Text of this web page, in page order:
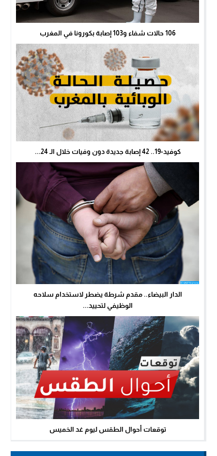
106 حالات شفاء و103 إصابة بكورونا في المغرب
كوفيد-19.. 42 إصابة جديدة دون وفيات خلال الـ 24...
الدار البيضاء.. مقدم شرطة يضطر لاستخدام سلاحه
الوظيفي لتحييد...
توقعات أحوال الطقس ليوم غد الخميس